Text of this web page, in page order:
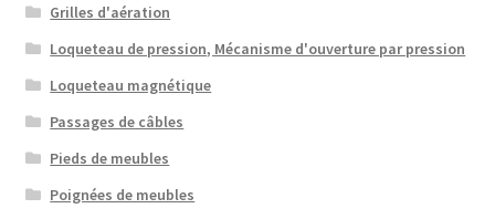
Grilles d'aération
Loqueteau de pression, Mécanisme d'ouverture par pression
Loqueteau magnétique
Passages de câbles
Pieds de meubles
Poignées de meubles